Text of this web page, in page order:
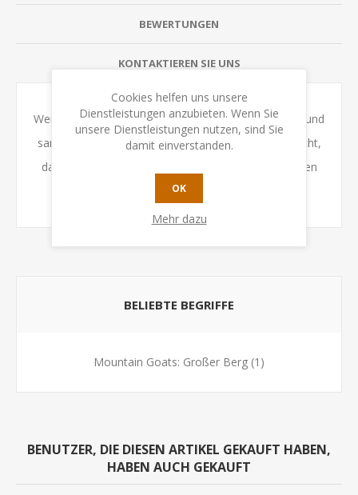
BEWERTUNGEN
KONTAKTIEREN SIE UNS
Wer besetzt das höchste Feld auf dem großen Berg und
sammelt wertvolle Bonus-Marker? Vergesst aber nicht,
dass euch Ziegen auf dem großen Berg nicht auf den
regulären Bergpfaden zur Verfügung stehen!
BELIEBTE BEGRIFFE
Mountain Goats: Großer Berg (1)
BENUTZER, DIE DIESEN ARTIKEL GEKAUFT HABEN,
HABEN AUCH GEKAUFT
Cookies helfen uns unsere
Dienstleistungen anzubieten. Wenn Sie
unsere Dienstleistungen nutzen, sind Sie
damit einverstanden.
OK
Mehr dazu